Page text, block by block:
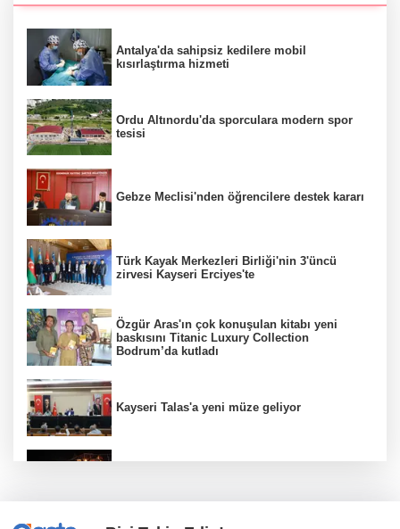
Antalya'da sahipsiz kedilere mobil
kısırlaştırma hizmeti
Ordu Altınordu'da sporculara modern spor
tesisi
Gebze Meclisi'nden öğrencilere destek kararı
Türk Kayak Merkezleri Birliği'nin 3'üncü
zirvesi Kayseri Erciyes'te
Özgür Aras'ın çok konuşulan kitabı yeni
baskısını Titanic Luxury Collection
Bodrum’da kutladı
Kayseri Talas'a yeni müze geliyor